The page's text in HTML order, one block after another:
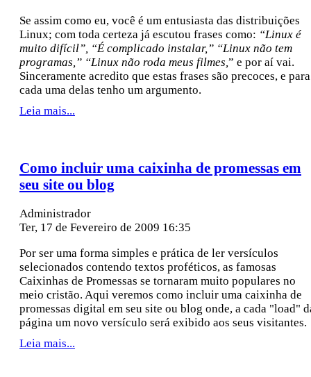
Se assim como eu, você é um entusiasta das distribuições
Linux; com toda certeza já escutou frases como: “Linux é
muito difícil”, “É complicado instalar,” “Linux não tem
programas,” “Linux não roda meus filmes,” e por aí vai.
Sinceramente acredito que estas frases são precoces, e para
cada uma delas tenho um argumento.
Leia mais...
Como incluir uma caixinha de promessas em
seu site ou blog
Administrador
Ter, 17 de Fevereiro de 2009 16:35
Por ser uma forma simples e prática de ler versículos
selecionados contendo textos proféticos, as famosas
Caixinhas de Promessas se tornaram muito populares no
meio cristão. Aqui veremos como incluir uma caixinha de
promessas digital em seu site ou blog onde, a cada "load"
página um novo versículo será exibido aos seus visitantes.
Leia mais...